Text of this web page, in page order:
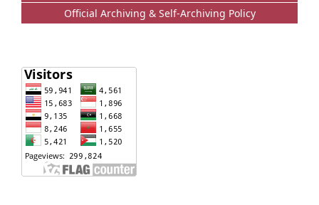
Official Archiving & Self-Archiving Policy